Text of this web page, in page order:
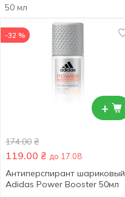
50 мл
+
-32 %
174.00 ₴
119.00 ₴ до 17.08
Антиперспирант шариковый
Adidas Power Booster 50мл